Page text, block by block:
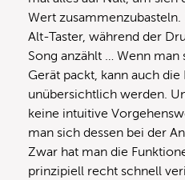
Wert
Alt-Taster, während der
Song anzählt … Wenn
Gerät packt, kann auch die
unübersichtlich werden.
keine intuitive
man sich dessen bei der
Zwar hat man die
prinzipiell recht schnell